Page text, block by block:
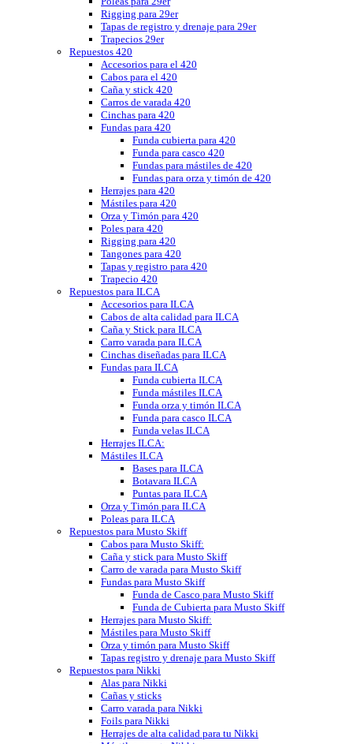
Rigging para 29er
Tapas de registro y drenaje para 29er
Trapecios 29er
Repuestos 420
Accesorios para el 420
Cabos para el 420
Caña y stick 420
Carros de varada 420
Cinchas para 420
Fundas para 420
Funda cubierta para 420
Funda para casco 420
Fundas para mástiles de 420
Fundas para orza y timón de 420
Herrajes para 420
Mástiles para 420
Orza y Timón para 420
Poles para 420
Rigging para 420
Tangones para 420
Tapas y registro para 420
Trapecio 420
Repuestos para ILCA
Accesorios para ILCA
Cabos de alta calidad para ILCA
Caña y Stick para ILCA
Carro varada para ILCA
Cinchas diseñadas para ILCA
Fundas para ILCA
Funda cubierta ILCA
Funda mástiles ILCA
Funda orza y timón ILCA
Funda para casco ILCA
Funda velas ILCA
Herrajes ILCA:
Mástiles ILCA
Bases para ILCA
Botavara ILCA
Puntas para ILCA
Orza y Timón para ILCA
Poleas para ILCA
Repuestos para Musto Skiff
Cabos para Musto Skiff:
Caña y stick para Musto Skiff
Carro de varada para Musto Skiff
Fundas para Musto Skiff
Funda de Casco para Musto Skiff
Funda de Cubierta para Musto Skiff
Herrajes para Musto Skiff:
Mástiles para Musto Skiff
Orza y timón para Musto Skiff
Tapas registro y drenaje para Musto Skiff
Repuestos para Nikki
Alas para Nikki
Cañas y sticks
Carro varada para Nikki
Foils para Nikki
Herrajes de alta calidad para tu Nikki